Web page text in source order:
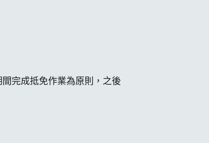
完成抵免作業為原則，之後